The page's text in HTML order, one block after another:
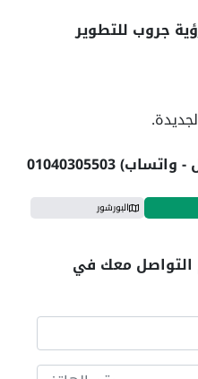
جروب للتطوير
01040305503
البورشور
معك في